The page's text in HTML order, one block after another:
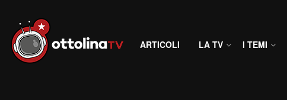
ARTICOLI LA TV I TEMI